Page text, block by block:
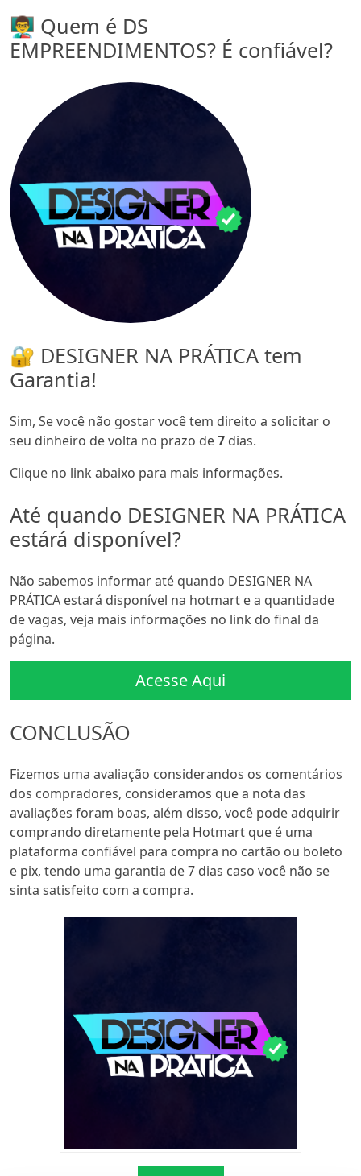
👨‍🏫 Quem é DS
EMPREENDIMENTOS? É confiável?
🔐 DESIGNER NA PRÁTICA tem
Garantia!
Sim, Se você não gostar você tem direito a solicitar o
seu dinheiro de volta no prazo de7 dias.
Clique no link abaixo para mais informações.
Até quando DESIGNER NA PRÁTICA
estárá disponível?
Não sabemos informar até quando DESIGNER NA
PRÁTICA estará disponível na hotmart e a quantidade
de vagas, veja mais informações no link do final da
página.
Acesse Aqui
CONCLUSÃO
Fizemos uma avaliação considerandos os comentários
dos compradores, consideramos que a nota das
avaliações foram boas, além disso, você pode adquirir
comprando diretamente pela Hotmart que é uma
plataforma confiável para compra no cartão ou boleto
e pix, tendo uma garantia de 7 dias caso você não se
sinta satisfeito com a compra.